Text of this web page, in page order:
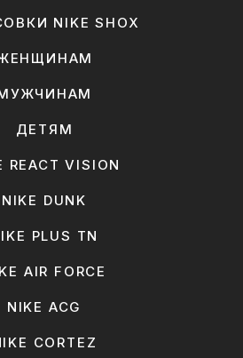
NIKE SHOX
ДЕТЯМ
REACT VISION
NIKE DUNK
PLUS TN
AIR FORCE
NIKE ACG
CORTEZ